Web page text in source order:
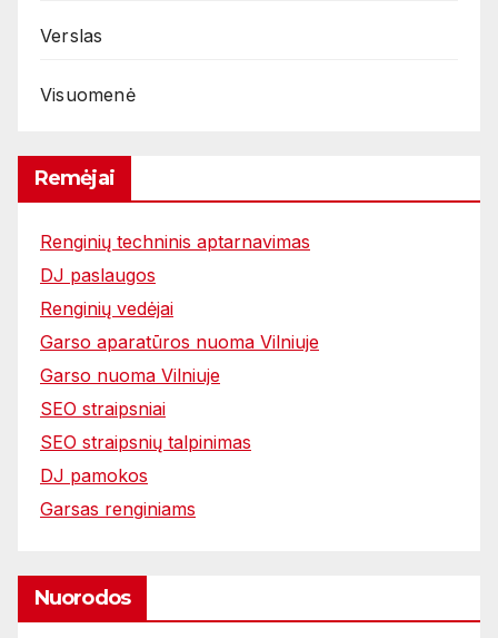
Verslas
Visuomenė
Remėjai
Renginių techninis aptarnavimas
DJ paslaugos
Renginių vedėjai
Garso aparatūros nuoma Vilniuje
Garso nuoma Vilniuje
SEO straipsniai
SEO straipsnių talpinimas
DJ pamokos
Garsas renginiams
Nuorodos